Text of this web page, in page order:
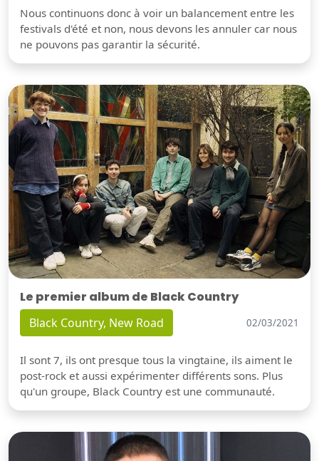
Nous continuons donc à voir un balancement entre les
festivals d'été et non, nous devons les annuler car nous
ne pouvons pas garantir la sécurité.
Le premier album de Black Country
Black Country, New Road 02/03/2021
Il sont 7, ils ont presque tous la vingtaine, ils aiment le
post-rock et aussi expérimenter différents sons. Plus
qu'un groupe, Black Country est une communauté.